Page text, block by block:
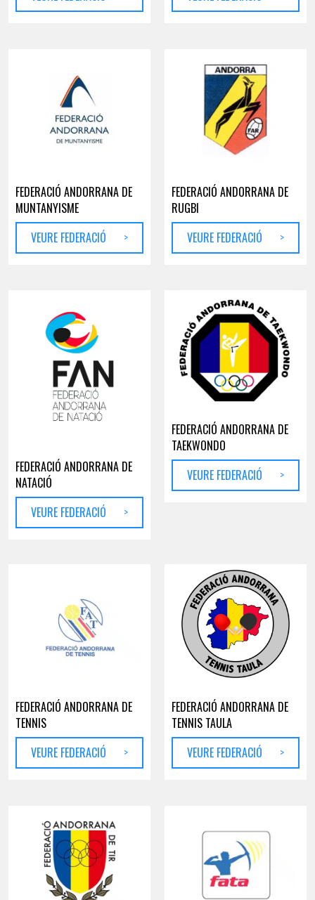
FEDERACIÓ ANDORRANA DE
MUNTANYISME
VEURE FEDERACIÓ
>
FEDERACIÓ ANDORRANA DE
RUGBI
VEURE FEDERACIÓ
>
FEDERACIÓ ANDORRANA DE
NATACIÓ
VEURE FEDERACIÓ
>
FEDERACIÓ ANDORRANA DE
TAEKWONDO
VEURE FEDERACIÓ
>
FEDERACIÓ ANDORRANA DE
TENNIS
VEURE FEDERACIÓ
>
FEDERACIÓ ANDORRANA DE
TENNIS TAULA
VEURE FEDERACIÓ
>